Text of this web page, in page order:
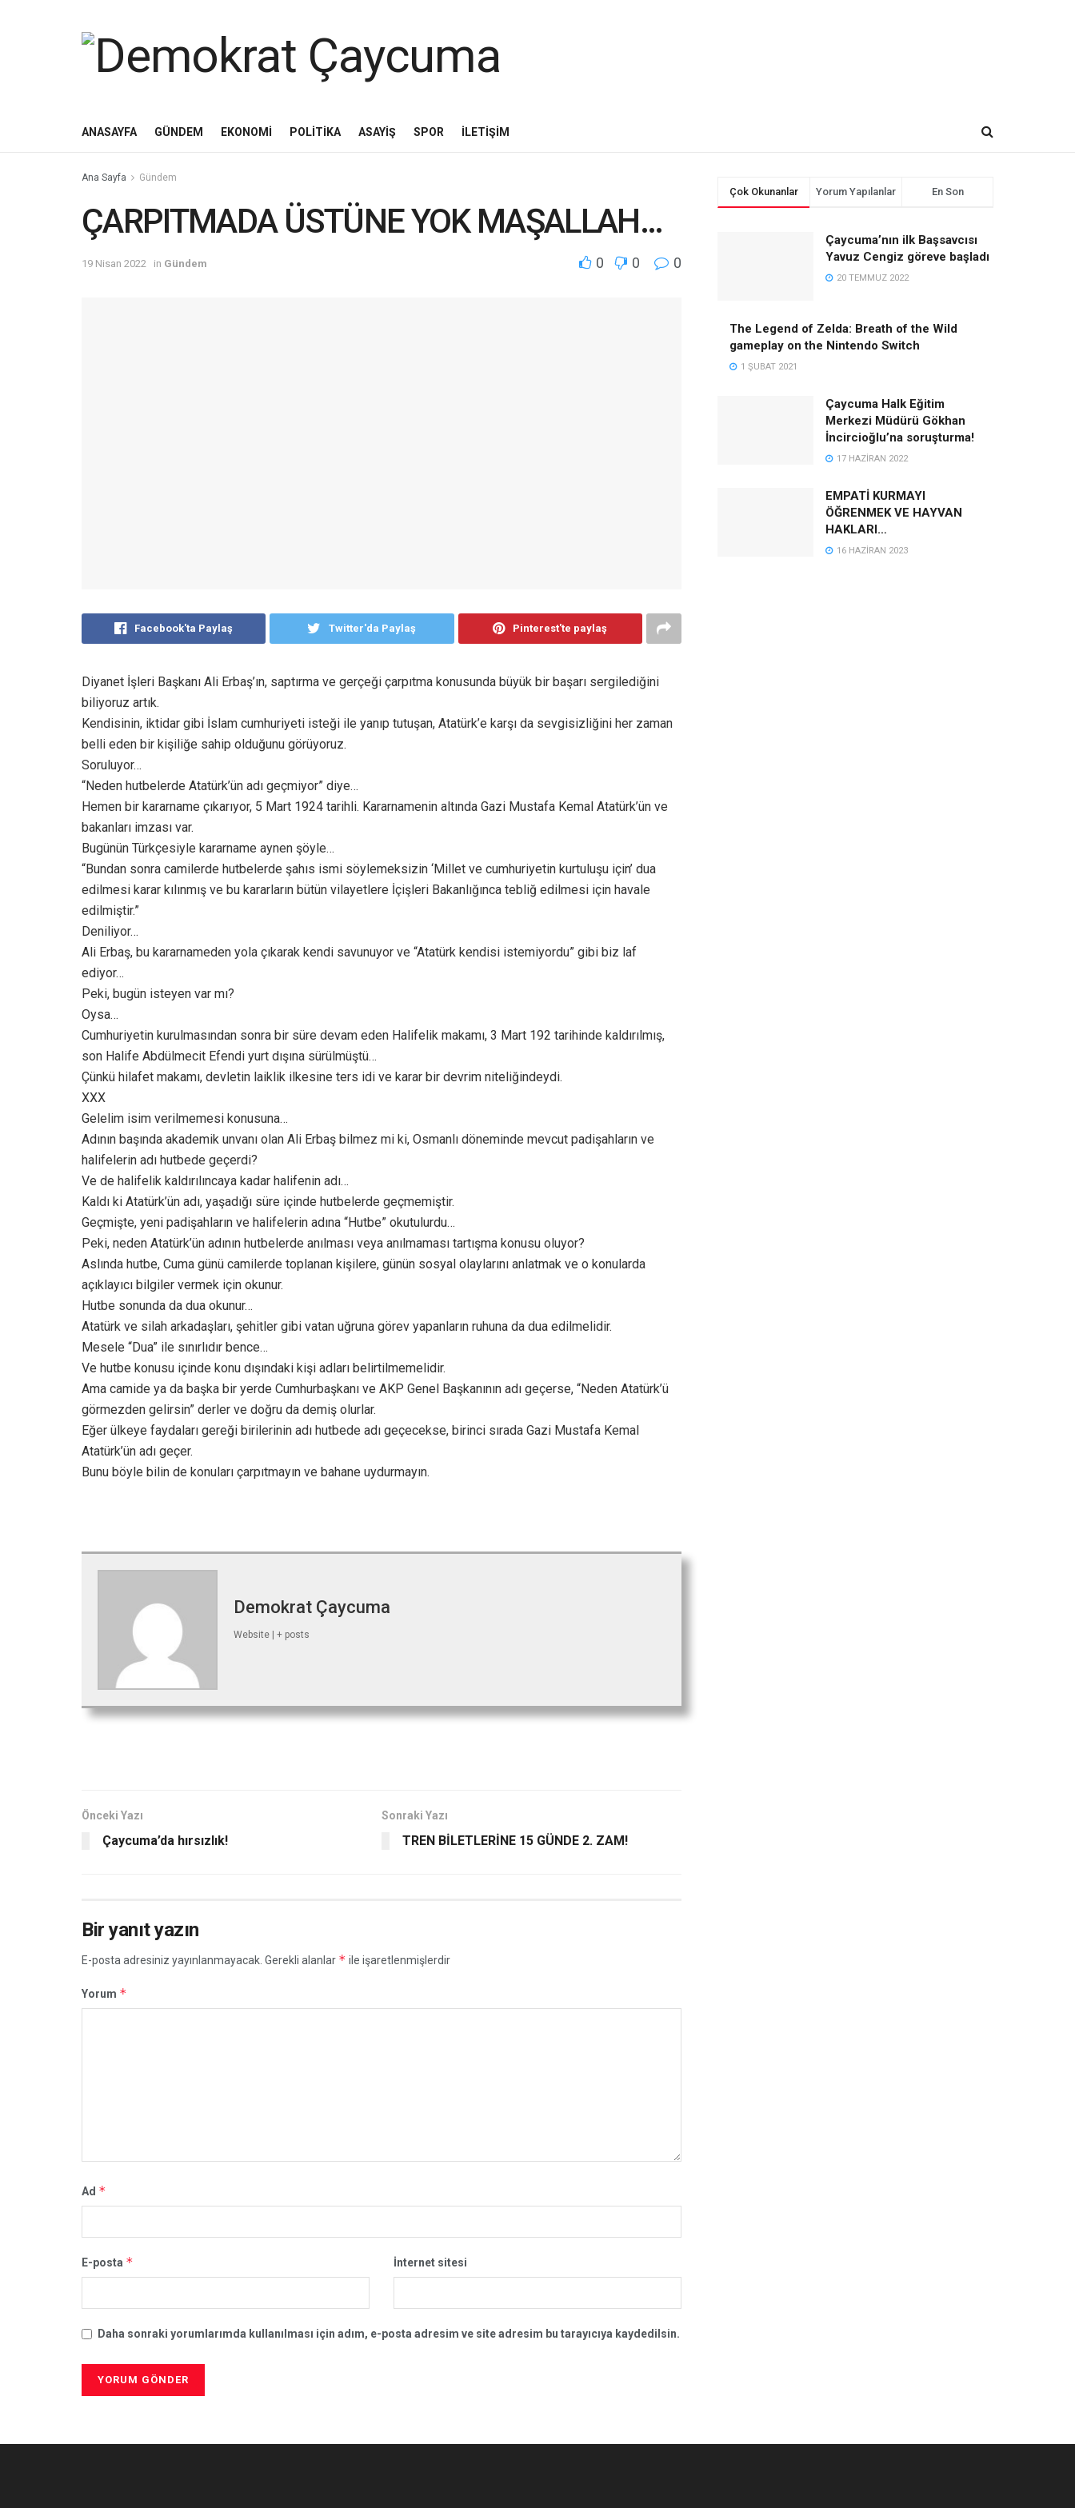
ANASAYFA GÜNDEM EKONOMI POLITIKA ASAYIŞ SPOR İLETIŞIM
Ana Sayfa Gündem
ÇARPITMADA ÜSTÜNE YOK MAŞALLAH…
19 Nisan 2022 in Gündem 0 0 0
Facebook'ta Paylaş Twitter'da Paylaş Pinterest'te paylaş
Diyanet İşleri Başkanı Ali Erbaş’ın, saptırma ve gerçeği çarpıtma konusunda büyük bir başarı sergilediğini
biliyoruz artık.
Kendisinin, iktidar gibi İslam cumhuriyeti isteği ile yanıp tutuşan, Atatürk’e karşı da sevgisizliğini her zaman
belli eden bir kişiliğe sahip olduğunu görüyoruz.
Soruluyor…
“Neden hutbelerde Atatürk’ün adı geçmiyor” diye…
Hemen bir kararname çıkarıyor, 5 Mart 1924 tarihli. Kararnamenin altında Gazi Mustafa Kemal Atatürk’ün ve
bakanları imzası var.
Bugünün Türkçesiyle kararname aynen şöyle…
“Bundan sonra camilerde hutbelerde şahıs ismi söylemeksizin ‘Millet ve cumhuriyetin kurtuluşu için’ dua
edilmesi karar kılınmış ve bu kararların bütün vilayetlere İçişleri Bakanlığınca tebliğ edilmesi için havale
edilmiştir.”
Deniliyor…
Ali Erbaş, bu kararnameden yola çıkarak kendi savunuyor ve “Atatürk kendisi istemiyordu” gibi biz laf
ediyor…
Peki, bugün isteyen var mı?
Oysa…
Cumhuriyetin kurulmasından sonra bir süre devam eden Halifelik makamı, 3 Mart 192 tarihinde kaldırılmış,
son Halife Abdülmecit Efendi yurt dışına sürülmüştü…
Çünkü hilafet makamı, devletin laiklik ilkesine ters idi ve karar bir devrim niteliğindeydi.
XXX
Gelelim isim verilmemesi konusuna…
Adının başında akademik unvanı olan Ali Erbaş bilmez mi ki, Osmanlı döneminde mevcut padişahların ve
halifelerin adı hutbede geçerdi?
Ve de halifelik kaldırılıncaya kadar halifenin adı…
Kaldı ki Atatürk’ün adı, yaşadığı süre içinde hutbelerde geçmemiştir.
Geçmişte, yeni padişahların ve halifelerin adına “Hutbe” okutulurdu…
Peki, neden Atatürk’ün adının hutbelerde anılması veya anılmaması tartışma konusu oluyor?
Aslında hutbe, Cuma günü camilerde toplanan kişilere, günün sosyal olaylarını anlatmak ve o konularda
açıklayıcı bilgiler vermek için okunur.
Hutbe sonunda da dua okunur…
Atatürk ve silah arkadaşları, şehitler gibi vatan uğruna görev yapanların ruhuna da dua edilmelidir.
Mesele “Dua” ile sınırlıdır bence…
Ve hutbe konusu içinde konu dışındaki kişi adları belirtilmemelidir.
Ama camide ya da başka bir yerde Cumhurbaşkanı ve AKP Genel Başkanının adı geçerse, “Neden Atatürk’ü
görmezden gelirsin” derler ve doğru da demiş olurlar.
Eğer ülkeye faydaları gereği birilerinin adı hutbede adı geçecekse, birinci sırada Gazi Mustafa Kemal
Atatürk’ün adı geçer.
Bunu böyle bilin de konuları çarpıtmayın ve bahane uydurmayın.
Demokrat Çaycuma
Website + posts
Önceki Yazı
Çaycuma’da hırsızlık!
Sonraki Yazı
TREN BİLETLERİNE 15 GÜNDE 2. ZAM!
Bir yanıt yazın
E-posta adresiniz yayınlanmayacak. Gerekli alanlar * ile işaretlenmişlerdir
Yorum *
Ad *
E-posta * İnternet sitesi
Daha sonraki yorumlarımda kullanılması için adım, e-posta adresim ve site adresim bu tarayıcıya kaydedilsin.
Çok Okunanlar Yorum Yapılanlar En Son
Çaycuma’nın ilk Başsavcısı
Yavuz Cengiz göreve başladı
20 TEMMUZ 2022
The Legend of Zelda: Breath of the Wild
gameplay on the Nintendo Switch
1 ŞUBAT 2021
Çaycuma Halk Eğitim
Merkezi Müdürü Gökhan
İncircioğlu’na soruşturma!
17 HAZIRAN 2022
EMPATİ KURMAYI
ÖĞRENMEK VE HAYVAN
HAKLARI…
16 HAZIRAN 2023